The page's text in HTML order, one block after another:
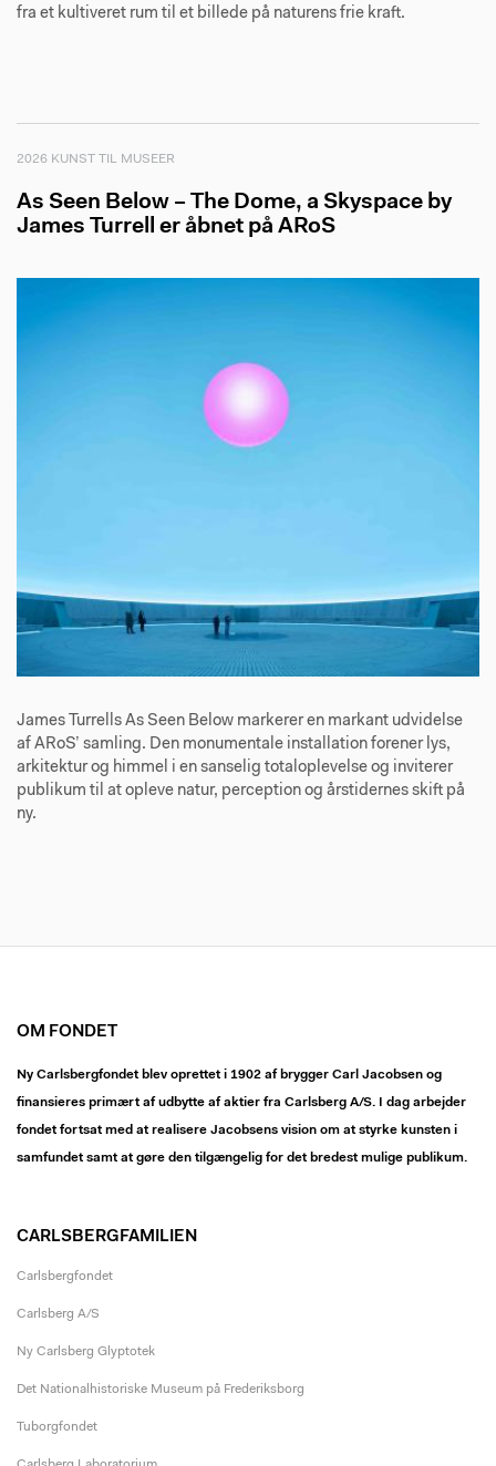
fra et kultiveret rum til et billede på naturens frie kraft.
2026 KUNST TIL MUSEER
As Seen Below – The Dome, a Skyspace by
James Turrell er åbnet på ARoS
James Turrells As Seen Below markerer en markant udvidelse
af ARoS’ samling. Den monumentale installation forener lys,
arkitektur og himmel i en sanselig totaloplevelse og inviterer
publikum til at opleve natur, perception og årstidernes skift på
ny.
OM FONDET
Ny Carlsbergfondet blev oprettet i 1902 af brygger Carl Jacobsen og
finansieres primært af udbytte af aktier fra Carlsberg A/S. I dag arbejder
fondet fortsat med at realisere Jacobsens vision om at styrke kunsten i
samfundet samt at gøre den tilgængelig for det bredest mulige publikum.
CARLSBERGFAMILIEN
Carlsbergfondet
Carlsberg A/S
Ny Carlsberg Glyptotek
Det Nationalhistoriske Museum på Frederiksborg
Tuborgfondet